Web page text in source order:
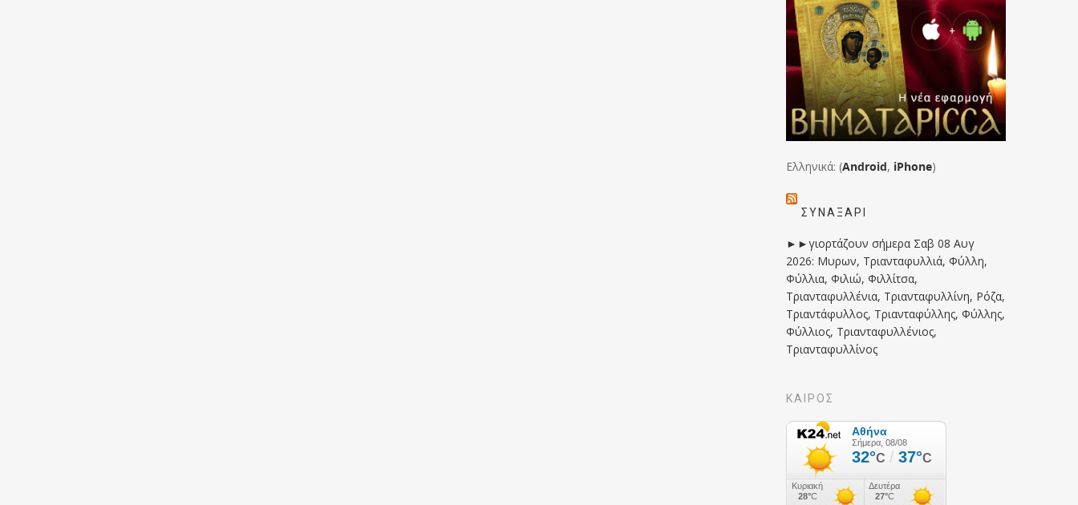
Ελληνικά: (Android, iPhone)
ΣΥΝΑΞΆΡΙ
►►γιορτάζουν σήμερα Σαβ 08 Αυγ
2026: Μυρων, Τριανταφυλλιά, Φύλλη,
Φύλλια, Φιλιώ, Φιλλίτσα,
Τριανταφυλλένια, Τριανταφυλλίνη, Ρόζα,
Τριαντάφυλλος, Τριανταφύλλης, Φύλλης,
Φύλλιος, Τριανταφυλλένιος,
Τριανταφυλλίνος
ΚΑΙΡΟΣ